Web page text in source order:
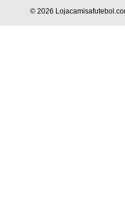
© 2026